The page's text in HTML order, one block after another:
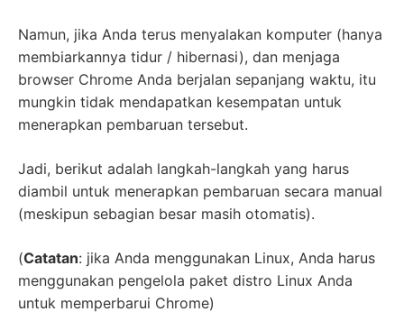
Namun, jika Anda terus menyalakan komputer (hanya
membiarkannya tidur / hibernasi), dan menjaga
browser Chrome Anda berjalan sepanjang waktu, itu
mungkin tidak mendapatkan kesempatan untuk
menerapkan pembaruan tersebut.
Jadi, berikut adalah langkah-langkah yang harus
diambil untuk menerapkan pembaruan secara manual
(meskipun sebagian besar masih otomatis).
(Catatan: jika Anda menggunakan Linux, Anda harus
menggunakan pengelola paket distro Linux Anda
untuk memperbarui Chrome)